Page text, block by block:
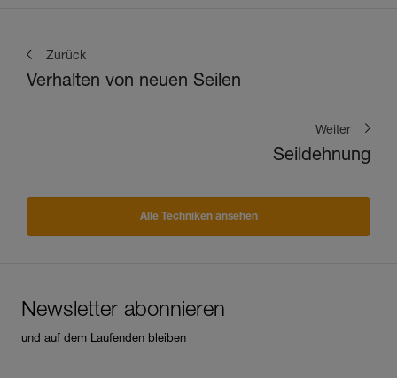
Zurück
Verhalten von neuen Seilen
Weiter
Seildehnung
Alle Techniken ansehen
Newsletter abonnieren
und auf dem Laufenden bleiben